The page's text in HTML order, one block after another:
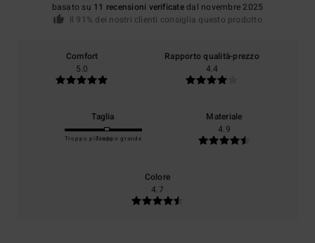
basato su 11 recensioni verificatedal novembre 2025
Il 91% dei nostri clienti consiglia questo prodotto
Comfort
5.0
Rapporto qualità-prezzo
4.4
Taglia
Troppo piccoloTroppo grande
Materiale
4.9
Colore
4.7